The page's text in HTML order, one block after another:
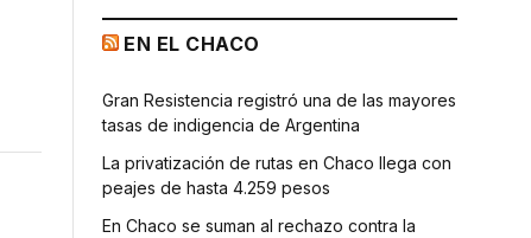
EN EL CHACO
Gran Resistencia registró una de las mayores
tasas de indigencia de Argentina
La privatización de rutas en Chaco llega con
peajes de hasta 4.259 pesos
En Chaco se suman al rechazo contra la